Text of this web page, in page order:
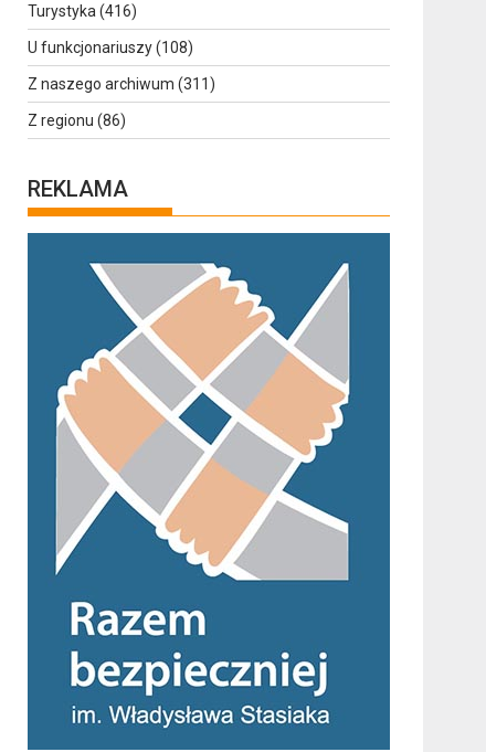
Turystyka (416)
U funkcjonariuszy(108)
Z naszego archiwum (311)
Z regionu (86)
REKLAMA